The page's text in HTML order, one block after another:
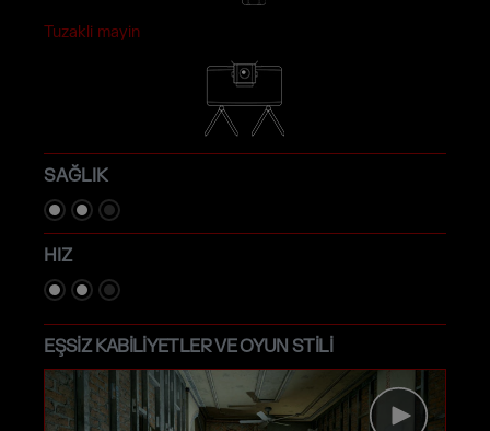
Tuzakli mayin
SAĞLIK
HIZ
EŞSİZ KABİLİYETLER VE OYUN STİLİ